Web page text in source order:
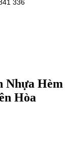
336
Nhựa Hèm
Hòa